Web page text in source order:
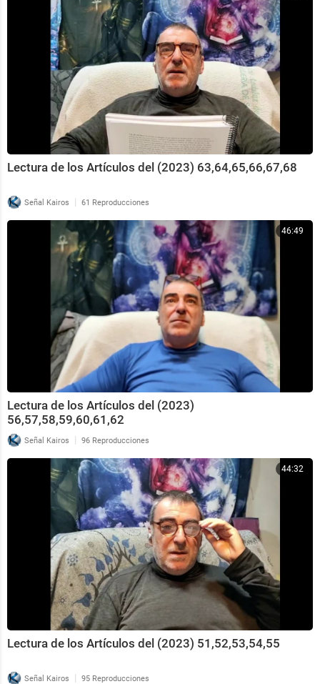
Lectura de los Artículos del (2023) 63,64,65,66,67,68
Señal Kairos | 61 Reproducciones
46:49
Lectura de los Artículos del (2023)
56,57,58,59,60,61,62
Señal Kairos | 96 Reproducciones
44:32
Lectura de los Artículos del (2023) 51,52,53,54,55
Señal Kairos | 95 Reproducciones